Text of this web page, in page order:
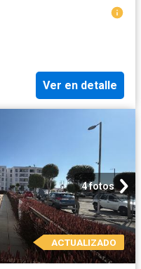
Ver en detalle
4 fotos
ACTUALIZADO